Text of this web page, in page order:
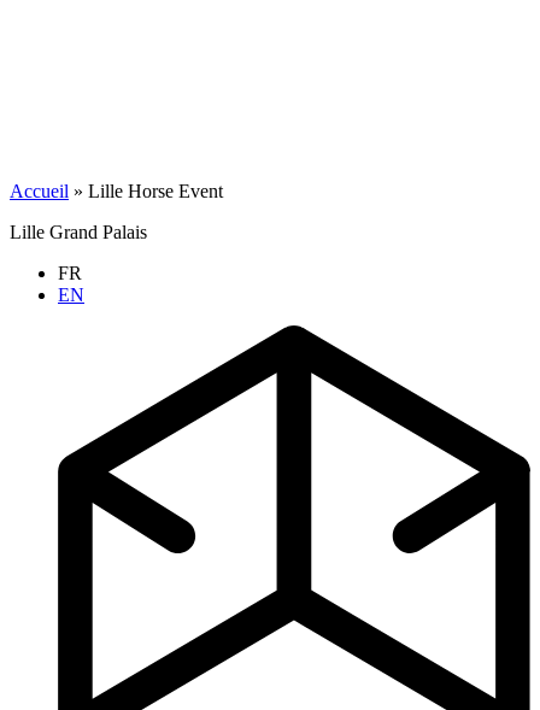
Accueil » Lille Horse Event
Lille Grand Palais
FR
EN